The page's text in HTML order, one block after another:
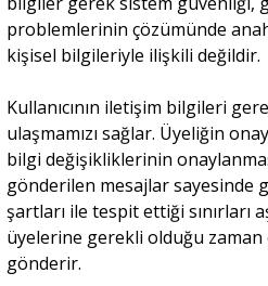
Sivil
Kültür -
problemlerinin çözümünde
kişisel bilgileriyle ilişkili değildir.
Kullanıcının iletişim bilgileri
ulaşmamızı sağlar. Üyeliğin
bilgi değişikliklerinin
gönderilen mesajlar sayesinde
şartları ile tespit ettiği sınırları
üyelerine gerekli olduğu
gönderir.